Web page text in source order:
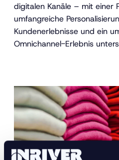
digitalen Kanäle – mit einer
umfangreiche
Kundenerlebnisse und ein
Omnichannel-Erlebnis